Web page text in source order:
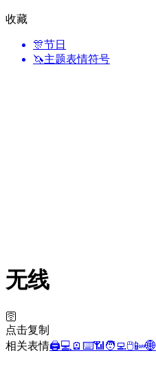
收藏
🎊节日
🦄主题表情符号
无线
🛜
点击复制
相关表情🖨️💻 🪫 ⌨️📶 🧑‍💻🖱️📴🌐